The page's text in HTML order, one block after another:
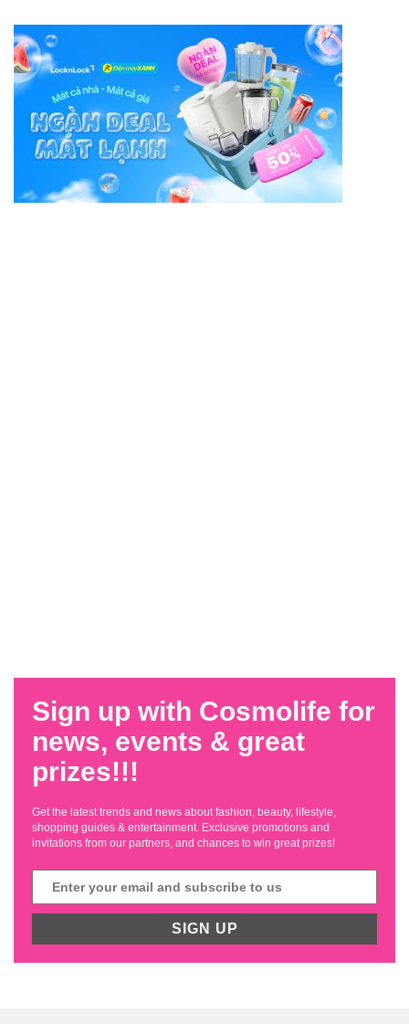
Sign up with Cosmolife for
news, events & great
prizes!!!
Get the latest trends and news about fashion, beauty, lifestyle,
shopping guides & entertainment. Exclusive promotions and
invitations from our partners, and chances to win great prizes!
SIGN UP